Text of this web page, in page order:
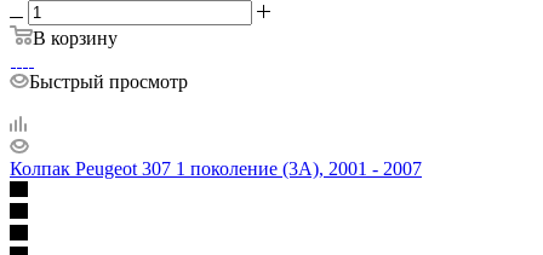
В корзину
Быстрый просмотр
Колпак Peugeot 307 1 поколение (3A), 2001 - 2007